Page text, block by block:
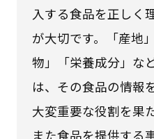
入する食品を正しく
が大切です。「産地
物」「栄養成分」な
は、その食品の情報
大変重要な役割を果
また食品を提供する